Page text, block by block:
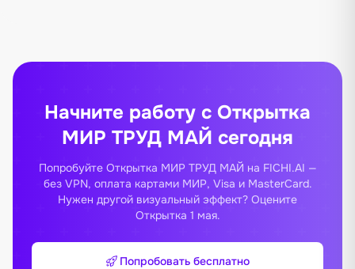
Начните работу с Открытка
МИР ТРУД МАЙ сегодня
Попробуйте Открытка МИР ТРУД МАЙ на FICHI.AI —
без VPN, оплата картами МИР, Visa и MasterCard.
Нужен другой визуальный эффект? Оцените
Открытка 1 мая.
Попробовать бесплатно